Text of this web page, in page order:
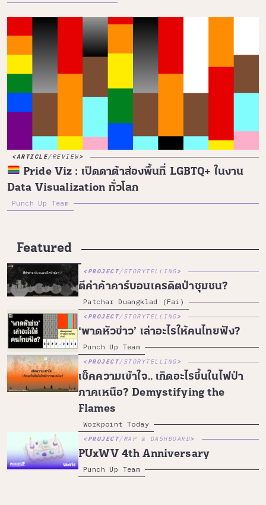
ARTICLE/REVIEW
Pride Viz : เปิดดาต้าส่องพื้นที่ LGBTQ+ ในงาน
Data Visualization ทั่วโลก
Punch Up Team
Featured
PROJECT/STORYTELLING
ตีค่าค้าคาร์บอนเครดิตป่าชุมชน?
Patchar Duangklad (Fai)
PROJECT/STORYTELLING
‘พาดหัวข่าว’ เล่าอะไรให้คนไทยฟัง?
Punch Up Team
PROJECT/STORYTELLING
เช็คความเข้าใจ.. เกิดอะไรขึ้นในไฟป่า
ภาคเหนือ? Demystifying the
Flames
Workpoint Today
PROJECT/MAP & DASHBOARD
PUxWV 4th Anniversary
Punch Up Team